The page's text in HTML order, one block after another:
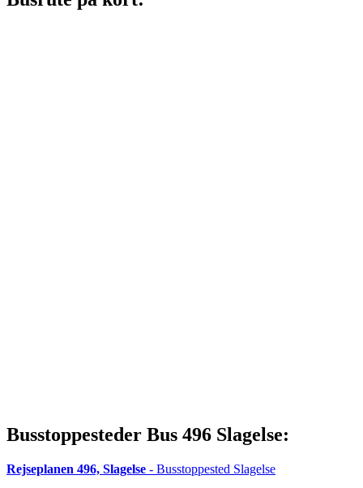
Busstoppesteder Bus 496 Slagelse:
Rejseplanen 496, Slagelse - Busstoppested Slagelse